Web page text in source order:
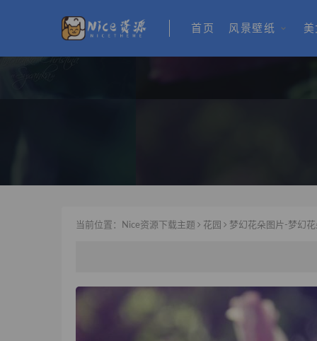
首页 风景壁纸
当前位置： Nice资源下载主题 花园 梦幻花朵图片-梦幻